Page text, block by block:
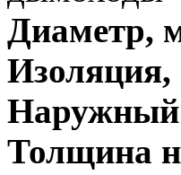
Диаметр,
Наружный
Толщина